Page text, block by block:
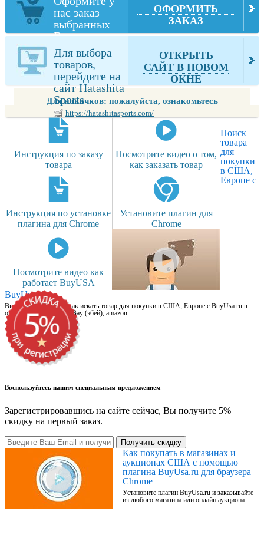
нас заказ
выбранных
Вами товаров
из Hatashita
Sports
ОФОРМИТЬ
ЗАКАЗ
Для выбора
товаров,
перейдите на
сайт Hatashita
Sports
https://hatashitasports.com/
ОТКРЫТЬ
САЙТ В НОВОМ
ОКНЕ
Для новичков: пожалуйста, ознакомьтесь
Инструкция по заказу
товара
Посмотрите видео о том,
как заказать товар
Инструкция по установке
плагина для Chrome
Установите плагин для
Chrome
Посмотрите видео как
работает BuyUSA
Поиск
товара
для
покупки
в США,
Европе с
BuyUsa.ru
Видео для новичков: как искать товар для покупки в США, Европе с BuyUsa.ru в
онлайн магазинах, на eBay (эбей), amazon
Воспользуйтесь нашим специальным предложением
Зарегистрировавшись на сайте сейчас, Вы получите 5%
скидку на первый заказ.
Получить скидку
Как покупать в магазинах и
аукционах США с помощью
плагина BuyUsa.ru для браузера
Chrome
Установите плагин BuyUsa.ru и заказывайте
из любого магазина или онлайн аукциона